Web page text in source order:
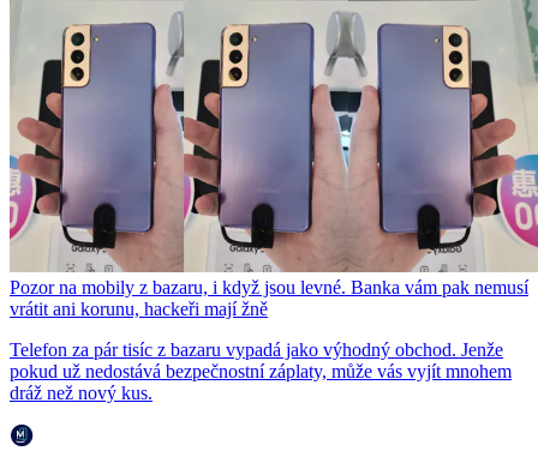
Pozor na mobily z bazaru, i když jsou levné. Banka vám pak nemusí
vrátit ani korunu, hackeři mají žně
Telefon za pár tisíc z bazaru vypadá jako výhodný obchod. Jenže
pokud už nedostává bezpečnostní záplaty, může vás vyjít mnohem
dráž než nový kus.